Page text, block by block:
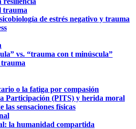
trauma
de estrés negativo y trauma
vs. “trauma con t minúscula”
trauma
o la fatiga por compasión
Participación (PITS) y herida moral
sensaciones físicas
la humanidad compartida